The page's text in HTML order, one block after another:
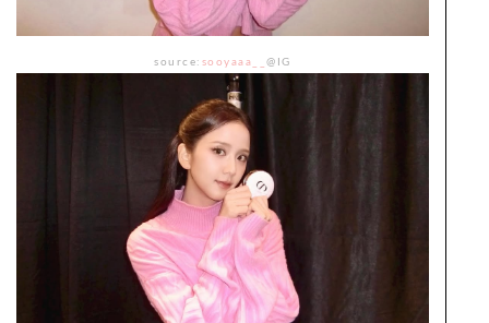
source: sooyaaa__@IG